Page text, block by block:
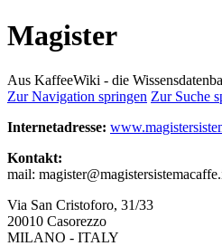
Magister
Aus KaffeeWiki - die
Zur Navigation springen Zur Suche
Internetadresse:
Kontakt:
mail:
Via San Cristoforo, 31/33
20010 Casorezzo
MILANO - ITALY